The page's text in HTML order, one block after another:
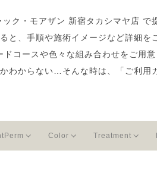
ク・モアザン 新宿タカシマヤ店 で
と、手順や施術イメージなど詳細を
コースや色々な組み合わせをご用意
わからない…そんな時は、「ご利用
Color Treatment